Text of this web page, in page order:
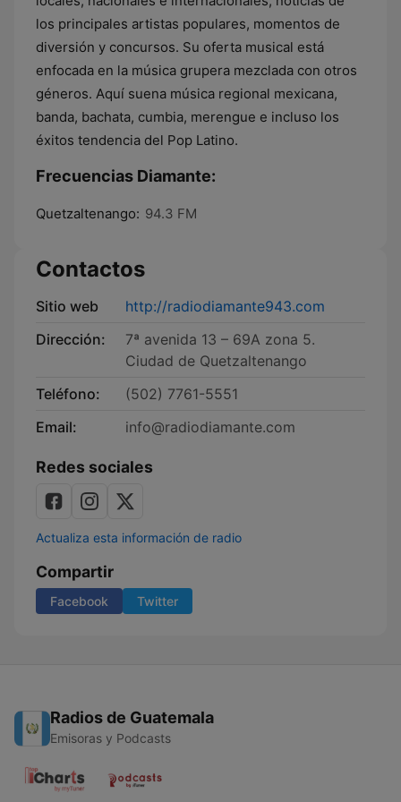
los principales artistas populares, momentos de
diversión y concursos. Su oferta musical está
enfocada en la música grupera mezclada con otros
géneros. Aquí suena música regional mexicana,
banda, bachata, cumbia, merengue e incluso los
éxitos tendencia del Pop Latino.
Frecuencias Diamante:
Quetzaltenango: 94.3 FM
Contactos
Sitio web
http://radiodiamante943.com
Dirección:
7ª avenida 13 – 69A zona 5.
Ciudad de Quetzaltenango
Teléfono:
(502) 7761-5551
Email:
info@radiodiamante.com
Redes sociales
Actualiza esta información de radio
Compartir
Facebook Twitter
Radios de Guatemala
Emisoras y Podcasts